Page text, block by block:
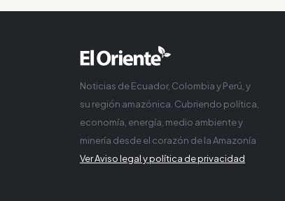
Noticias de Ecuador, Colombia y Perú, y
su región amazónica. Cubriendo política,
economía, energía, medio ambiente y
minería desde el corazón de la Amazonía
Ver Aviso legal y política de privacidad